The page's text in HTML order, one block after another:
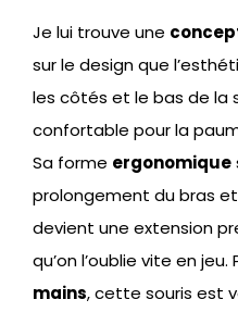
Je lui trouve une
sur le design que
les côtés et le bas de la
confortable pour la
Sa forme ergonomique
prolongement du bras
devient une extension
qu’on l’oublie vite en
mains, cette souris est